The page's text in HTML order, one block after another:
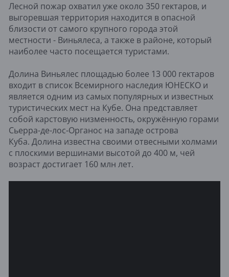
Лесной пожар охватил уже около 350 гектаров, и
выгоревшая территория находится в опасной
близости от самого крупного города этой
местности - Виньялеса, а также в районе, который
наиболее часто посещается туристами.
Долина Виньялес площадью более 13 000 гектаров
входит в список Всемирного наследия ЮНЕСКО и
является одним из самых популярных и известных
туристических мест на Кубе. Она представляет
собой карстовую низменность, окружённую горами
Сьерра-де-лос-Органос на западе острова
Куба. Долина известна своими отвесными холмами
с плоскими вершинами высотой до 400 м, чей
возраст достигает 160 млн лет.